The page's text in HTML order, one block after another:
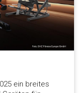
Anzeigen zu
ein breites